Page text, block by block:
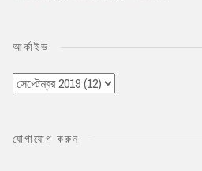
আর্কাইভ
যোগাযোগ করুন